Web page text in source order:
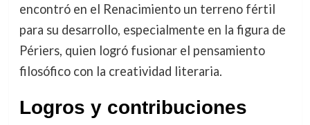
encontró en el Renacimiento un terreno fértil
para su desarrollo, especialmente en la figura de
Périers, quien logró fusionar el pensamiento
filosófico con la creatividad literaria.
Logros y contribuciones